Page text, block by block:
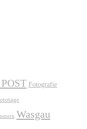
Fotografie
Wasgau